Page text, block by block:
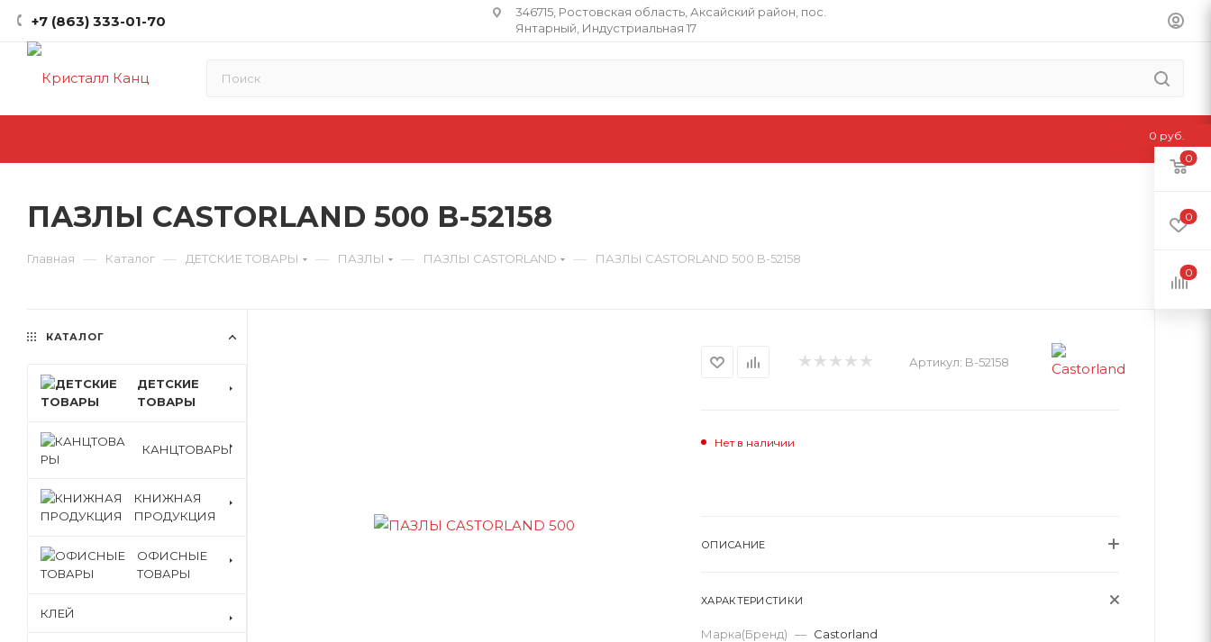
+7 (863) 333-01-70
346715, Ростовская область​, Аксайский район, пос.
Янтарный, Индустриальная 17
ПАЗЛЫ CASTORLAND 500 B-52158
Главная — Каталог — ДЕТСКИЕ ТОВАРЫ — ПАЗЛЫ — ПАЗЛЫ CASTORLAND — ПАЗЛЫ CASTORLAND 500 B-52158
Артикул: B-52158
Нет в наличии
ОПИСАНИЕ
ХАРАКТЕРИСТИКИ
Марка(Бренд) — Castorland
КАТАЛОГ
ДЕТСКИЕ
ТОВАРЫ
КАНЦТОВАРЫ
КНИЖНАЯ
ПРОДУКЦИЯ
ОФИСНЫЕ
ТОВАРЫ
КЛЕЙ
0
0
0
0 руб.